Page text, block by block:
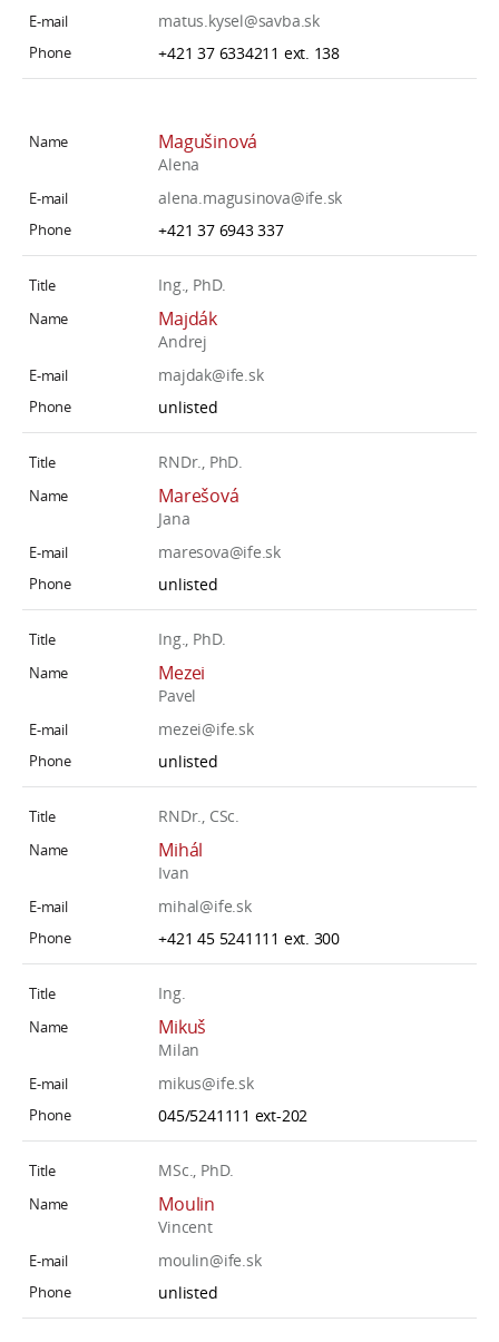
matus.kysel@savba.sk
+421 37 6334211 ext. 138
Magušinová
Alena
alena.magusinova@ife.sk
+421 37 6943 337
Ing., PhD.
Majdák
Andrej
majdak@ife.sk
unlisted
RNDr., PhD.
Marešová
Jana
maresova@ife.sk
unlisted
Ing., PhD.
Mezei
Pavel
mezei@ife.sk
unlisted
RNDr., CSc.
Mihál
Ivan
mihal@ife.sk
+421 45 5241111 ext. 300
Ing.
Mikuš
Milan
mikus@ife.sk
045/5241111 ext-202
MSc., PhD.
Moulin
Vincent
moulin@ife.sk
unlisted